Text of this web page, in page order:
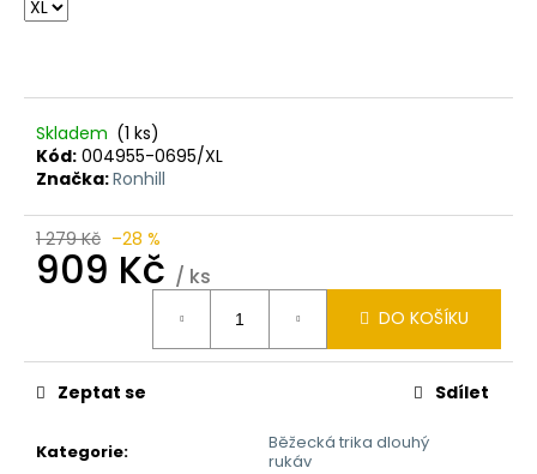
Skladem (1 ks)
Kód: 004955-0695/XL
Značka:Ronhill
1 279 Kč –28 %
909 Kč / ks
DO KOŠÍKU
Kategorie:
Běžecká trika dlouhý
rukáv
Zeptat se Sdílet